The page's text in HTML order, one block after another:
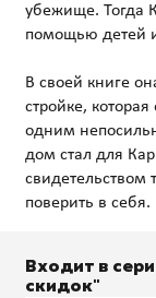
убежище. Тогда
помощью детей
В своей книге
стройке,
одним
дом стал для
свидетельством
Входит в
скидок"